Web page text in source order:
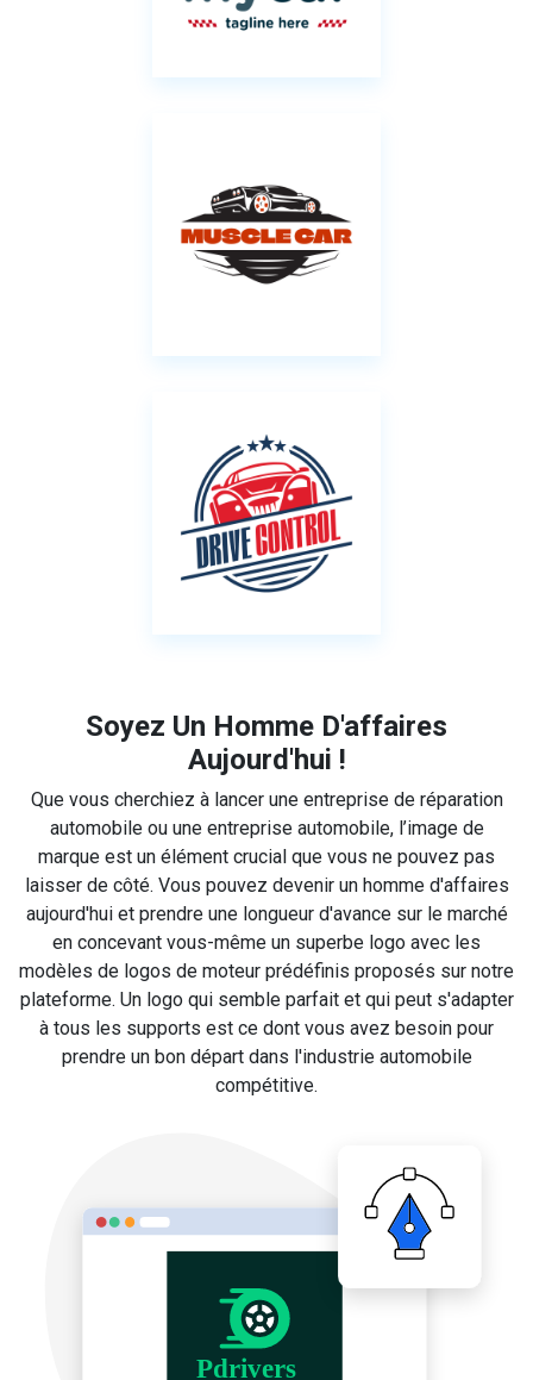
Soyez Un Homme D'affaires
Aujourd'hui !
Que vous cherchiez à lancer une entreprise de réparation
automobile ou une entreprise automobile, l’image de
marque est un élément crucial que vous ne pouvez pas
laisser de côté. Vous pouvez devenir un homme d'affaires
aujourd'hui et prendre une longueur d'avance sur le marché
en concevant vous-même un superbe logo avec les
modèles de logos de moteur prédéfinis proposés sur notre
plateforme. Un logo qui semble parfait et qui peut s'adapter
à tous les supports est ce dont vous avez besoin pour
prendre un bon départ dans l'industrie automobile
compétitive.